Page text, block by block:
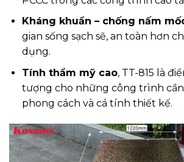
Kháng khuẩn – chống nấm
gian sống sạch sẽ, an toàn hơn
dụng.
Tính thẩm mỹ cao, TT-815 là
tượng cho những công trình cần
phong cách và cá tính thiết kế.